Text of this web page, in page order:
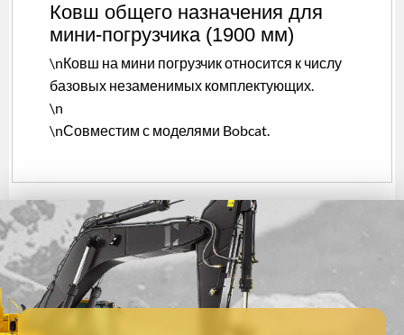
Ковш общего назначения для
мини-погрузчика (1900 мм)
\nКовш на мини погрузчик относится к числу
базовых незаменимых комплектующих.
\n
\nСовместим с моделями Bobcat.